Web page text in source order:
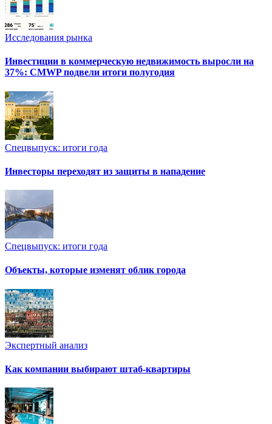
Исследования рынка
Инвестиции в коммерческую недвижимость выросли на
37%: CMWP подвели итоги полугодия
Спецвыпуск: итоги года
Инвесторы переходят из защиты в нападение
Спецвыпуск: итоги года
Объекты, которые изменят облик города
Экспертный анализ
Как компании выбирают штаб-квартиры